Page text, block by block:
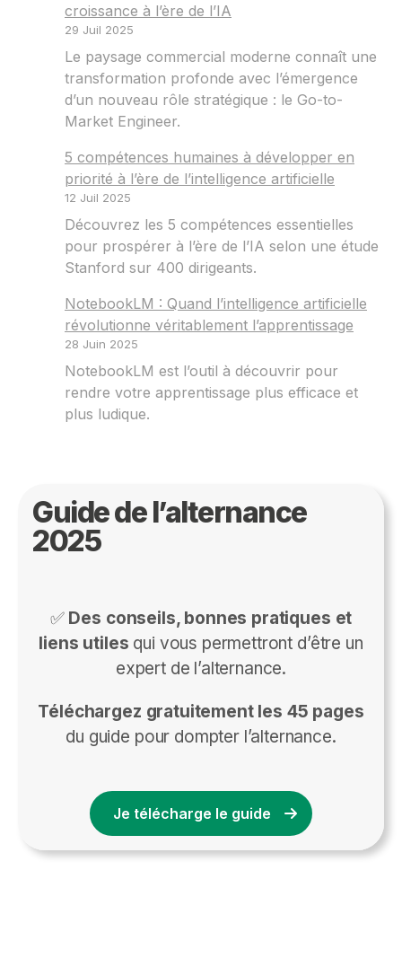
croissance à l’ère de l’IA
29 Juil 2025
Le paysage commercial moderne connaît une
transformation profonde avec l’émergence
d’un nouveau rôle stratégique : le Go-to-
Market Engineer.
5 compétences humaines à développer en
priorité à l’ère de l’intelligence artificielle
12 Juil 2025
Découvrez les 5 compétences essentielles
pour prospérer à l’ère de l’IA selon une étude
Stanford sur 400 dirigeants.
NotebookLM : Quand l’intelligence artificielle
révolutionne véritablement l’apprentissage
28 Juin 2025
NotebookLM est l’outil à découvrir pour
rendre votre apprentissage plus efficace et
plus ludique.
Guide de l’alternance
2025
✅ Des conseils, bonnes pratiques et
liens utiles qui vous permettront d’être un
expert de l’alternance.
Téléchargez gratuitement les 45 pages
du guide pour dompter l’alternance.
Je télécharge le guide